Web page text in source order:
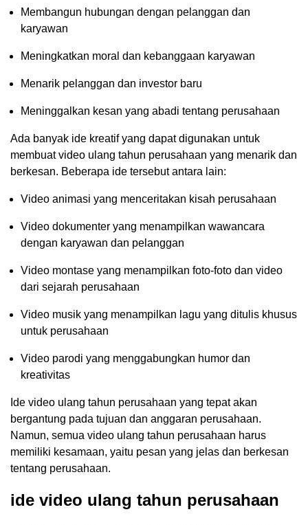
Membangun hubungan dengan pelanggan dan
karyawan
Meningkatkan moral dan kebanggaan karyawan
Menarik pelanggan dan investor baru
Meninggalkan kesan yang abadi tentang perusahaan
Ada banyak ide kreatif yang dapat digunakan untuk
membuat video ulang tahun perusahaan yang menarik dan
berkesan. Beberapa ide tersebut antara lain:
Video animasi yang menceritakan kisah perusahaan
Video dokumenter yang menampilkan wawancara
dengan karyawan dan pelanggan
Video montase yang menampilkan foto-foto dan video
dari sejarah perusahaan
Video musik yang menampilkan lagu yang ditulis khusus
untuk perusahaan
Video parodi yang menggabungkan humor dan
kreativitas
Ide video ulang tahun perusahaan yang tepat akan
bergantung pada tujuan dan anggaran perusahaan.
Namun, semua video ulang tahun perusahaan harus
memiliki kesamaan, yaitu pesan yang jelas dan berkesan
tentang perusahaan.
ide video ulang tahun perusahaan